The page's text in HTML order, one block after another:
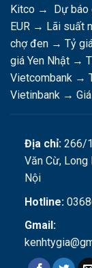
Kitco → Dự báo
EUR → Lãi suất
chợ đen → Tỷ
giá Yen Nhật →
Vietcombank →
Vietinbank →
Địa chỉ:266/
Văn Cừ, Long
Nội
Hotline:
Gmail: